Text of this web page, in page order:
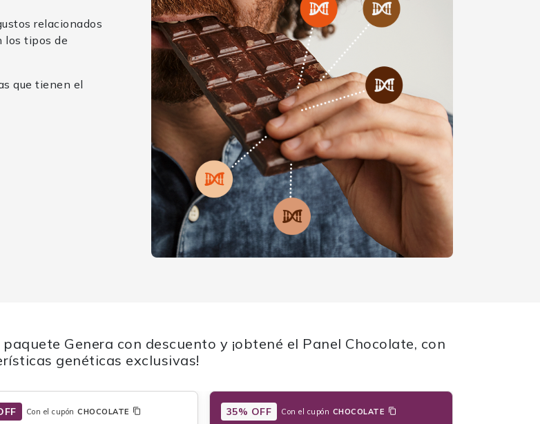
relacionados
los tipos de
que tienen el
Genera con descuento y ¡obtené el Panel Chocolate, con
genéticas exclusivas!
Con el cupón CHOCOLATE 35% OFF Con el cupón CHOCOLATE